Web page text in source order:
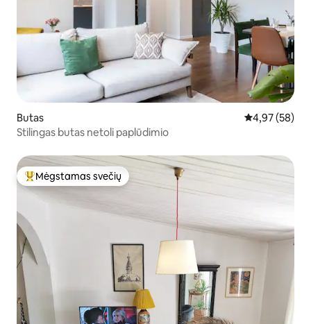
Butas Vidutinis
4,97 (58)
Stilingas butas netoli paplūdimio
Svečių mėgstamiausias
Mėgstamas svečių